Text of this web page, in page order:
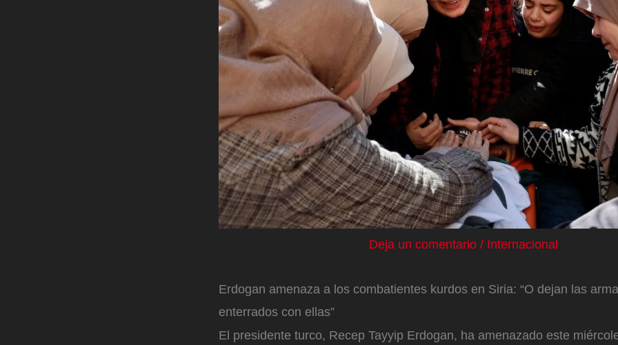
Deja un comentario / Internacional
Erdogan amenaza a los combatientes kurdos en Siria: “O dejan las
enterrados con ellas”
El presidente turco, Recep Tayyip Erdogan, ha amenazado este